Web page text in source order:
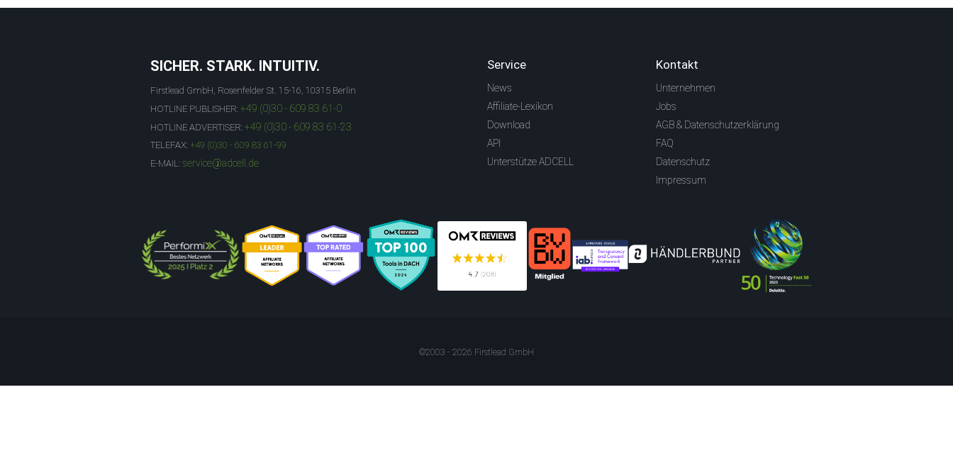
SICHER. STARK. INTUITIV.
Firstlead GmbH, Rosenfelder St. 15-16, 10315 Berlin
HOTLINE PUBLISHER: +49 (0)30 - 609 83 61-0
HOTLINE ADVERTISER: +49 (0)30 - 609 83 61-23
TELEFAX: +49 (0)30 - 609 83 61-99
E-MAIL: service@adcell.de
Service
News
Affiliate-Lexikon
Download
API
Unterstütze ADCELL
Kontakt
Unternehmen
Jobs
AGB & Datenschutzerklärung
FAQ
Datenschutz
Impressum
©2003 - 2026 Firstlead GmbH